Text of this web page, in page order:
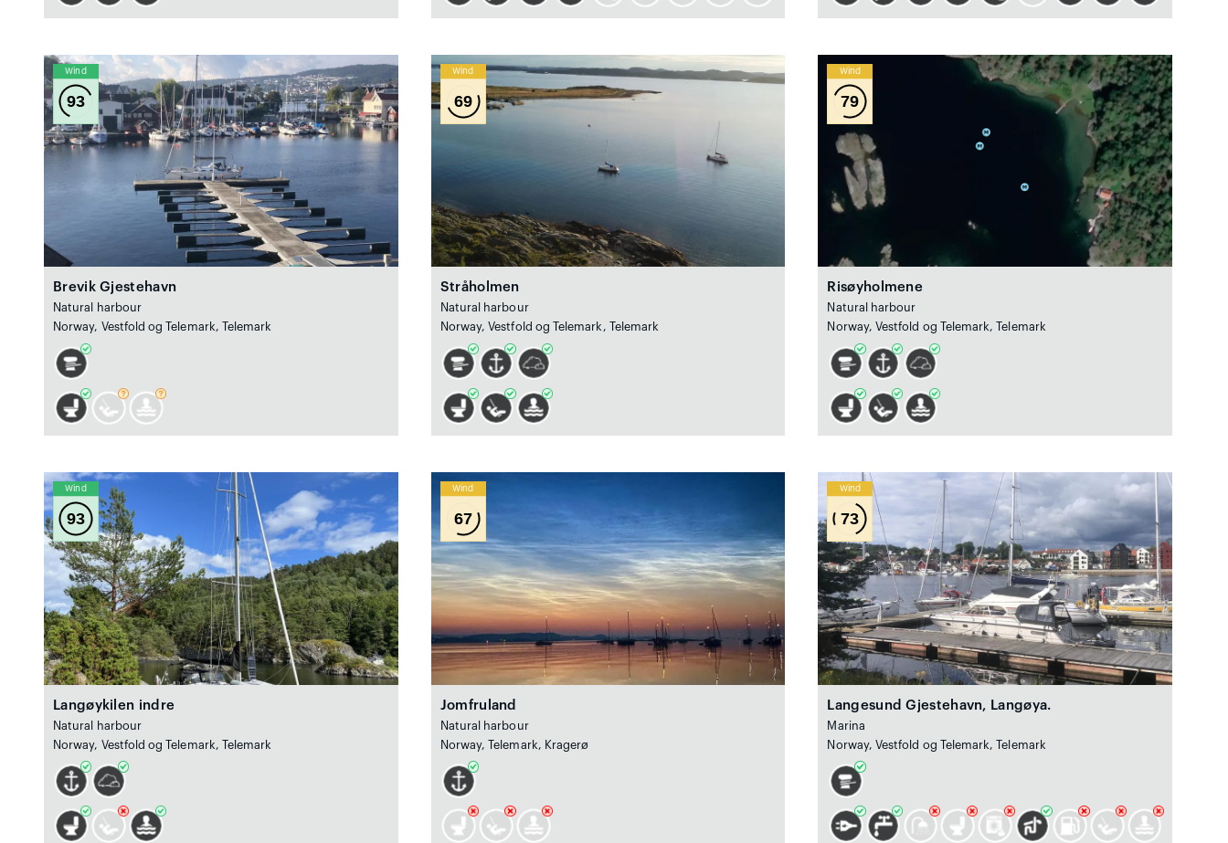
Wind
93
Brevik Gjestehavn
Natural harbour
Norway, Vestfold og Telemark, Telemark
Wind
69
Stråholmen
Natural harbour
Norway, Vestfold og Telemark, Telemark
Wind
79
Risøyholmene
Natural harbour
Norway, Vestfold og Telemark, Telemark
Wind
93
Langøykilen indre
Natural harbour
Norway, Vestfold og Telemark, Telemark
Wind
67
Jomfruland
Natural harbour
Norway, Telemark, Kragerø
Wind
73
Langesund Gjestehavn, Langøya.
Marina
Norway, Vestfold og Telemark, Telemark